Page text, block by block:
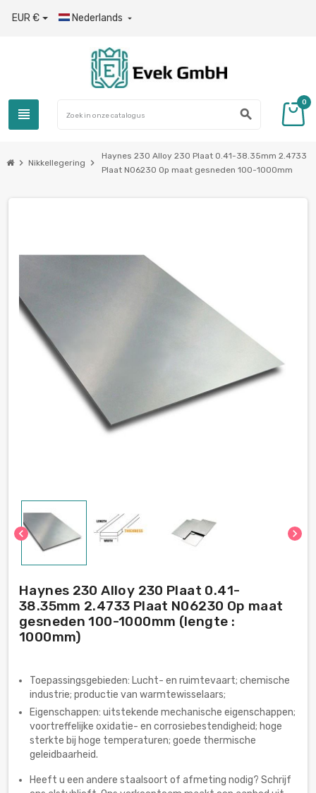
EUR € Nederlands 
view_headline search
0
chevron_right Nikkellegering chevron_right
Haynes 230 Alloy 230 Plaat 0.41-38.35mm 2.4733
Plaat N06230 Op maat gesneden 100-1000mm
chevron_left chevron_right
Haynes 230 Alloy 230 Plaat 0.41-
38.35mm 2.4733 Plaat N06230 Op maat
gesneden 100-1000mm (lengte :
1000mm)
Toepassingsgebieden: Lucht- en ruimtevaart; chemische
industrie; productie van warmtewisselaars;
Eigenschappen: uitstekende mechanische eigenschappen;
voortreffelijke oxidatie- en corrosiebestendigheid; hoge
sterkte bij hoge temperaturen; goede thermische
geleidbaarheid.
Heeft u een andere staalsoort of afmeting nodig? Schrijf